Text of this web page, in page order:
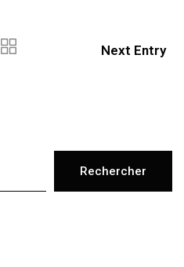
Next Entry
Rechercher